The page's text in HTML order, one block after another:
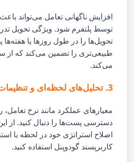
افزایش ناگهانی تعامل می‌تواند
توسط پلتفرم شود. ویژگی تحویل
تحویل‌ها را در طول روزها یا
طبیعی‌تری را تضمین می‌کند که از
می‌کند.
3. تحلیل‌های لحظه‌ای و تنظیمات
معیارهای عملکرد مانند نرخ تعامل،
دسترسی پست‌ها را دنبال کنید. از
اصلاح استراتژی خود در لحظه با
کاربرپسند گودوپنل استفاده کنید.